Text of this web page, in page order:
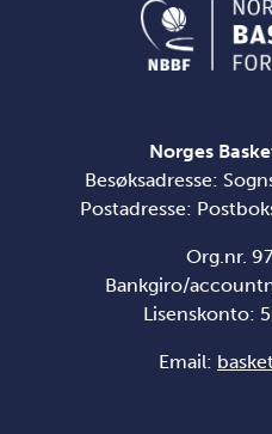
Norges
Besøksadresse:
Postadresse:
Org.nr.
Bankgiro/
Lisenskonto:
Email: